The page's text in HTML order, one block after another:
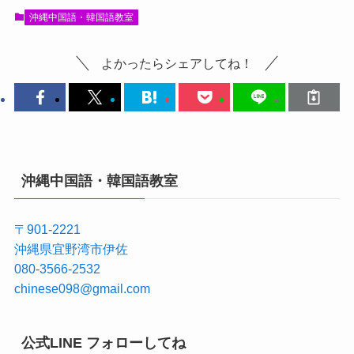
沖縄中国語・韓国語教室
よかったらシェアしてね！
沖縄中国語・韓国語教室
〒901-2221
沖縄県宜野湾市伊佐
080-3566-2532
chinese098@gmail.com
公式LINE フォローしてね